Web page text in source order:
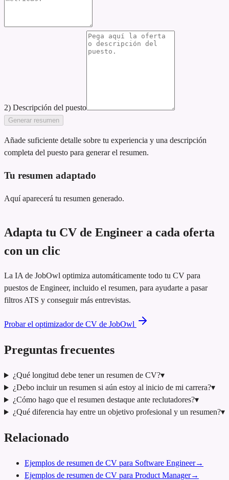
2) Descripción del puesto
Generar resumen
Añade suficiente detalle sobre tu experiencia y una descripción
completa del puesto para generar el resumen.
Tu resumen adaptado
Aquí aparecerá tu resumen generado.
Adapta tu CV de Engineer a cada oferta
con un clic
La IA de JobOwl optimiza automáticamente todo tu CV para
puestos de Engineer, incluido el resumen, para ayudarte a pasar
filtros ATS y conseguir más entrevistas.
Probar el optimizador de CV de JobOwl
Preguntas frecuentes
¿Qué longitud debe tener un resumen de CV?▾
¿Debo incluir un resumen si aún estoy al inicio de mi carrera?▾
¿Cómo hago que el resumen destaque ante reclutadores?▾
¿Qué diferencia hay entre un objetivo profesional y un resumen?▾
Relacionado
Ejemplos de resumen de CV para Software Engineer→
Ejemplos de resumen de CV para Product Manager→